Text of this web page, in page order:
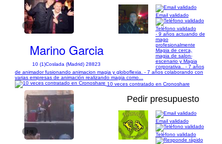
1/15
Marino Garcia
10 (1)Coslada (Madrid) 28823
Email validado
Teléfono validado
- 9 años actuando de
mago
profesionalmente
Magia de cerca,
magia de salon-
escenario y Magia
corporativa.. - 7 años
de animador fusionando animacion magia y globoflexia. - 7 años colaborando con
varias empresas de animación realizando magia como...
10 veces contratado en Cronoshare
1/8
Pedir presupuesto
Email validado
Teléfono validado